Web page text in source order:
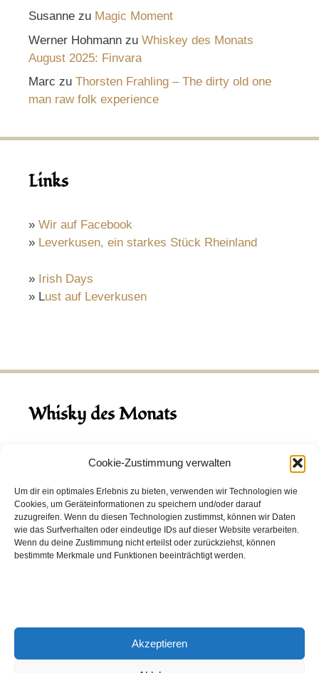
Cookie-Zustimmung verwalten
Um dir ein optimales Erlebnis zu bieten, verwenden wir Technologien wie
Cookies, um Geräteinformationen zu speichern und/oder darauf
zuzugreifen. Wenn du diesen Technologien zustimmst, können wir Daten
wie das Surfverhalten oder eindeutige IDs auf dieser Website verarbeiten.
Wenn du deine Zustimmung nicht erteilst oder zurückziehst, können
bestimmte Merkmale und Funktionen beeinträchtigt werden.
Akzeptieren
Susanne zu Magic Moment
Werner Hohmann zu Whiskey des Monats
August 2025: Finvara
Marc zu Thorsten Frahling – The dirty old one
man raw folk experience
Links
» Wir auf Facebook
» Leverkusen, ein starkes Stück Rheinland
» Irish Days
» Lust auf Leverkusen
Whisky des Monats
August 2026
Hinch Double Wood
Destillerie:Hinch(Irland)
Single Malt, 43.0%
Peated: Nein